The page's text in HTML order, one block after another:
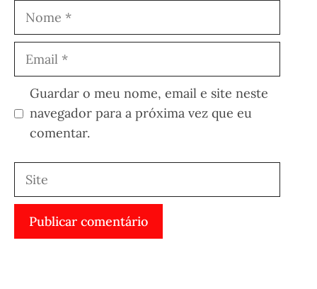
Nome
Email
Guardar o meu nome, email e site neste
navegador para a próxima vez que eu
comentar.
Site